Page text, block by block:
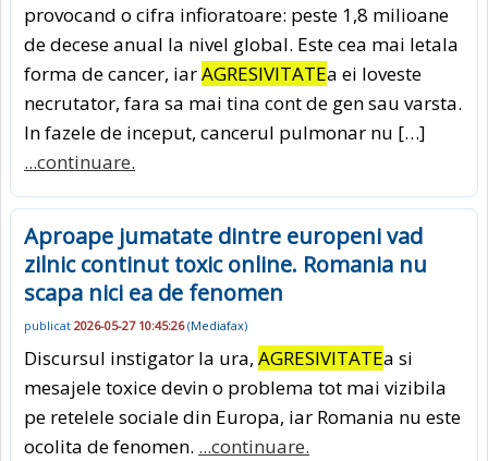
provocand o cifra infioratoare: peste 1,8 milioane
de decese anual la nivel global. Este cea mai letala
forma de cancer, iarAGRESIVITATEa ei loveste
necrutator, fara sa mai tina cont de gen sau varsta.
In fazele de inceput, cancerul pulmonar nu […]
...continuare.
Aproape jumatate dintre europeni vad
zilnic continut toxic online. Romania nu
scapa nici ea de fenomen
publicat 2026-05-27 10:45:26(Mediafax)
Discursul instigator la ura, AGRESIVITATEa si
mesajele toxice devin o problema tot mai vizibila
pe retelele sociale din Europa, iar Romania nu este
ocolita de fenomen. ...continuare.